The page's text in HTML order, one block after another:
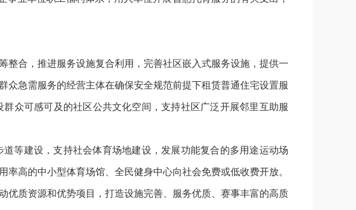
整合，推进服务设施复合利用，完善社区嵌入式服务设施，提供一
急需服务的经营主体在确保安全规范前提下租赁普通住宅设置服
众可感可及的社区公共文化空间，支持社区广泛开展邻里互助服
等建设，支持社会体育场地建设，发展功能复合的多用途运动场
高的中小型体育场馆、全民健身中心向社会免费或低收费开放。
优质资源和优势项目，打造设施完善、服务优质、赛事丰富的高质